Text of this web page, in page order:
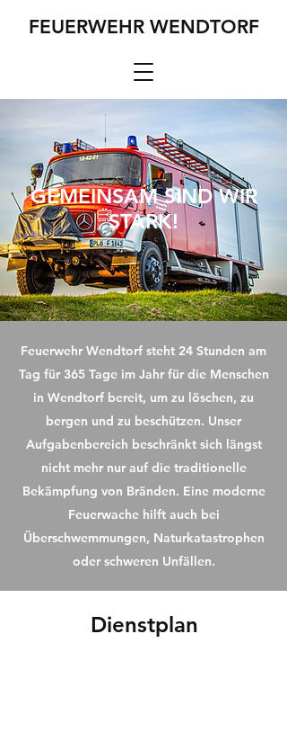
FEUERWEHR WENDTORF
GEMEINSAM SIND WIR
STARK!
Feuerwehr Wendtorf steht 24 Stunden am
Tag für 365 Tage im Jahr für die Menschen
in Wendtorf bereit, um zu löschen, zu
bergen und zu beschützen. Unser
Aufgabenbereich beschränkt sich längst
nicht mehr nur auf die traditionelle
Bekämpfung von Bränden. Eine moderne
Feuerwache hilft auch bei
Überschwemmungen, Naturkatastrophen
oder schweren Unfällen.
Dienstplan